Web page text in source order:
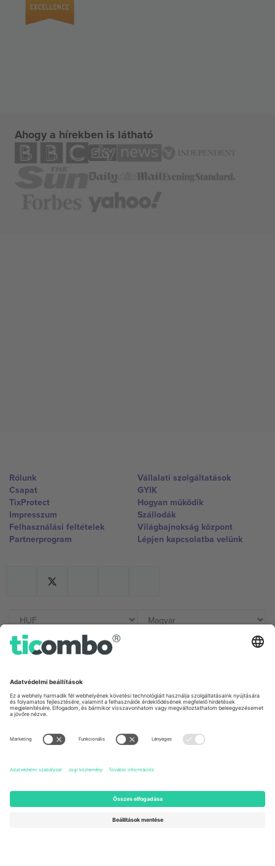
Ahogy a hírekben is látható
Rólunk
Csapat
TixProtect
Impresszum
Felhasználási feltételek
Partnerprogram
Vállalati szolgáltatások
GYIK
Hogyan működik
Szállodák
Világbajnokság központ
Lépjen kapcsolatba velünk
Germany
Unter den Linden 24, 10117
Berlin, Germany
United Kingdom
167 City Road, London, Greater
Newark, Delaware 19713, United
States
Engelberg, Switzerland